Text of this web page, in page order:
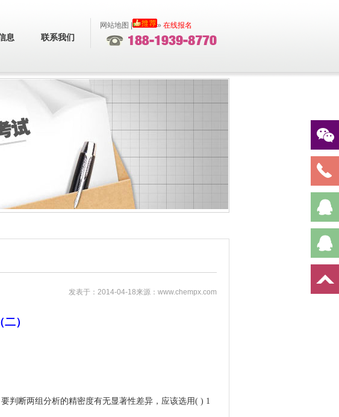
息 联系我们
网站地图 » 在线报名
发表于：2014-04-18来源：www.chempx.com
（二）
断两组分析的精密度有无显著性差异，应该选用( ) 1